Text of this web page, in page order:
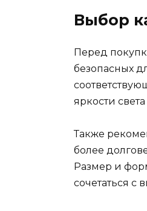
Выбор
Перед
безопасных
яркости
Также
более
Размер и
сочетаться